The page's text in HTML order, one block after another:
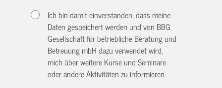
Ich bin damit einverstanden, dass meine
Daten gespeichert werden und von BBG
Gesellschaft für betriebliche Beratung und
Betreuung mbH dazu verwendet wird,
mich über weitere Kurse und Seminare
oder andere Aktivitäten zu informieren.